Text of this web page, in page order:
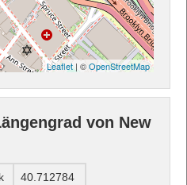
Leaflet| ©OpenStreetMap
von New
40.712784